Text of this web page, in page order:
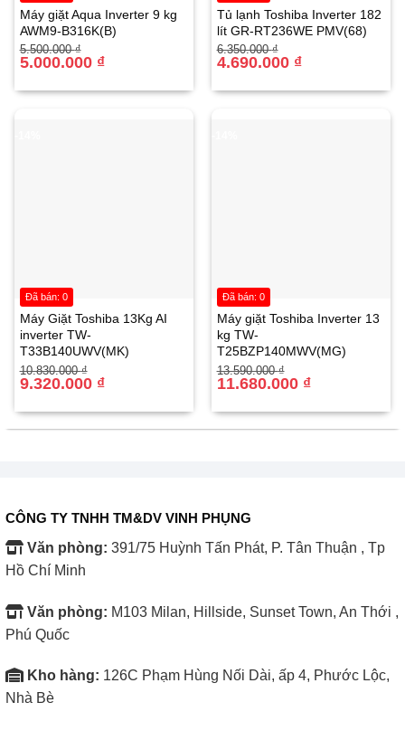
này giúp bạn có thể rửa những món đồ có kích thước lớn
như đĩa pizza hay ly có thân dài một cách dễ dàng, tạo
thêm không gian linh hoạt để tối ưu hóa hiệu quả rửa.
Rửa bát, yên tĩnh hơn bao giờ hết
Máy rửa bát Bosch SMS6ZCI16E mang lại sự yên tĩnh
tuyệt vời trong không gian bếp của bạn. Với công nghệ
Máy giặt Aqua Inverter 9 kg
AWM9-B316K(B)
5.500.000₫
Giá
gốc
5.000.000 ₫
Giá
hiện
5.000.000 ₫.
Tủ lạnh Toshiba Inverter 182
lít GR-RT236WE PMV(68)
6.350.000₫
Giá
gốc
4.690.000 ₫
Giá
hiện
4.690.000 ₫.
Máy Giặt Toshiba 13Kg AI
inverter TW-
T33B140UWV(MK)
10.830.000₫
Giá
gốc
là:
9.320.000 ₫
Giá
hiện
tại
9.320.000 ₫.
Đã bán: 0
Máy giặt Toshiba Inverter 13
kg TW-
T25BZP140MWV(MG)
13.590.000₫
Giá
gốc
là:
11.680.000 ₫
Giá
hiện
tại
11.680.000 ₫.
Đã bán: 0
CÔNG TY TNHH TM&DV VINH PHỤNG
Văn phòng: 391/75 Huỳnh Tấn Phát, P. Tân Thuận , Tp
Hồ Chí Minh
Văn phòng: M103 Milan, Hillside, Sunset Town, An Thới ,
Phú Quốc
Kho hàng: 126C Phạm Hùng Nối Dài, ấp 4, Phước Lộc,
Nhà Bè